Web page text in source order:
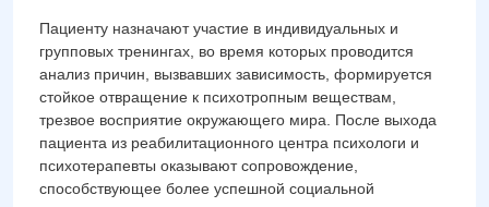
Пациенту назначают участие в индивидуальных и
групповых тренингах, во время которых проводится
анализ причин, вызвавших зависимость, формируется
стойкое отвращение к психотропным веществам,
трезвое восприятие окружающего мира. После выхода
пациента из реабилитационного центра психологи и
психотерапевты оказывают сопровождение,
способствующее более успешной социальной